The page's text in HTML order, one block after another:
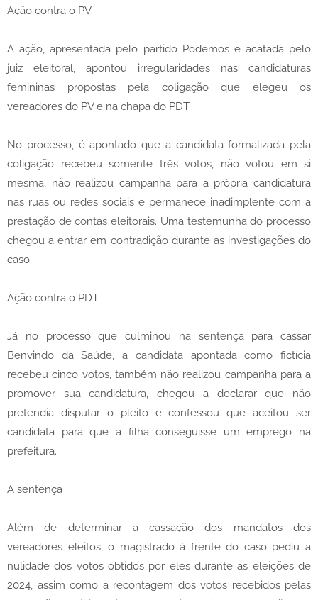
Ação contra o PV
A ação, apresentada pelo partido Podemos e acatada pelo
juiz eleitoral, apontou irregularidades nas candidaturas
femininas propostas pela coligação que elegeu os
vereadores do PV e na chapa do PDT.
No processo, é apontado que a candidata formalizada pela
coligação recebeu somente três votos, não votou em si
mesma, não realizou campanha para a própria candidatura
nas ruas ou redes sociais e permanece inadimplente com a
prestação de contas eleitorais. Uma testemunha do processo
chegou a entrar em contradição durante as investigações do
caso.
Ação contra o PDT
Já no processo que culminou na sentença para cassar
Benvindo da Saúde, a candidata apontada como fictícia
recebeu cinco votos, também não realizou campanha para a
promover sua candidatura, chegou a declarar que não
pretendia disputar o pleito e confessou que aceitou ser
candidata para que a filha conseguisse um emprego na
prefeitura.
A sentença
Além de determinar a cassação dos mandatos dos
vereadores eleitos, o magistrado à frente do caso pediu a
nulidade dos votos obtidos por eles durante as eleições de
2024, assim como a recontagem dos votos recebidos pelas